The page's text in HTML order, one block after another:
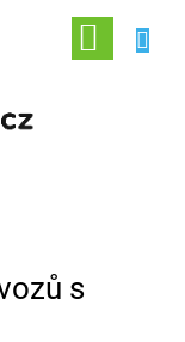
NÁKUPNÍ
KOŠÍK
s